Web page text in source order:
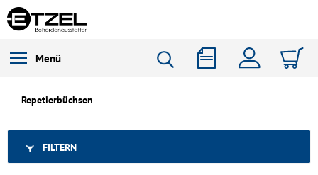
Menü
Repetierbüchsen
FILTERN